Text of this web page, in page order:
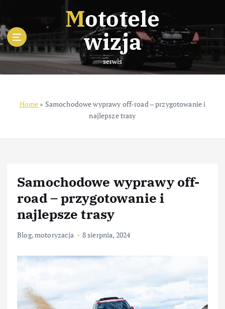
i
p
t
o
c
Mototele
wizja
serwis
Home » Samochodowe wyprawy off-road – przygotowanie i
najlepsze trasy
Samochodowe wyprawy off-
road – przygotowanie i
najlepsze trasy
Blog,motoryzacja 8 sierpnia, 2024